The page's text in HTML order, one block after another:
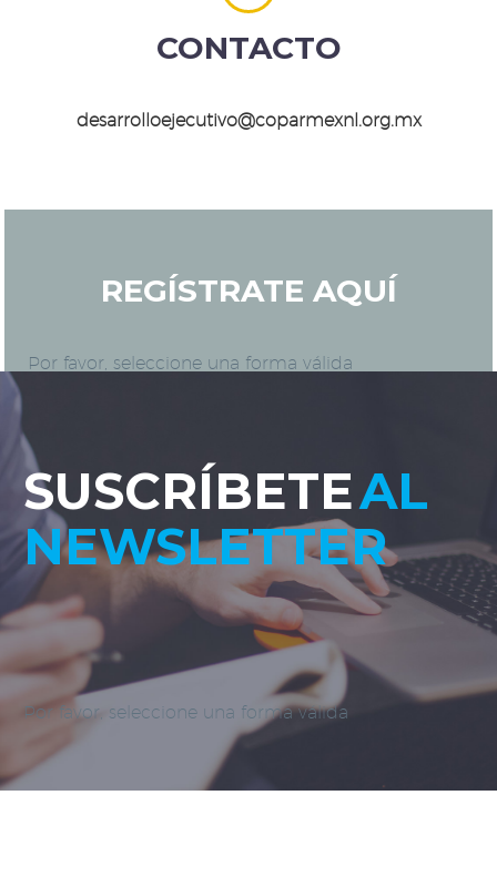
CONTACTO
desarrolloejecutivo@coparmexnl.org.mx
REGÍSTRATE AQUÍ
Por favor, seleccione una forma válida
SUSCRÍBETEAL
NEWSLETTER
Por favor, seleccione una forma válida